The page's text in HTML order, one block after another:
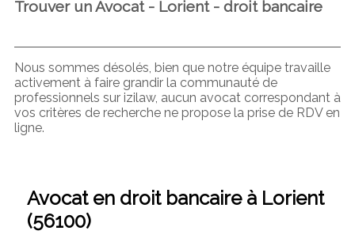
Trouver un Avocat - Lorient - droit bancaire
Nous sommes désolés, bien que notre équipe travaille
activement à faire grandir la communauté de
professionnels sur izilaw, aucun avocat correspondant à
vos critères de recherche ne propose la prise de RDV en
ligne.
Avocat en droit bancaire à Lorient
(56100)